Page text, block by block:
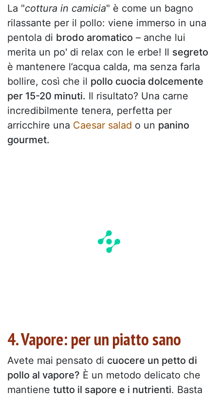
La "cottura in camicia" è come un bagno
rilassante per il pollo: viene immerso in una
pentola di brodo aromatico – anche lui
merita un po' di relax con le erbe! Il segreto
è mantenere l’acqua calda, ma senza farla
bollire, così che il pollo cuocia dolcemente
per 15-20 minuti. Il risultato? Una carne
incredibilmente tenera, perfetta per
arricchire una Caesar salad o un panino
gourmet.
4. Vapore: per un piatto sano
Avete mai pensato di cuocere un petto di
pollo al vapore? È un metodo delicato che
mantiene tutto il sapore e i nutrienti. Basta